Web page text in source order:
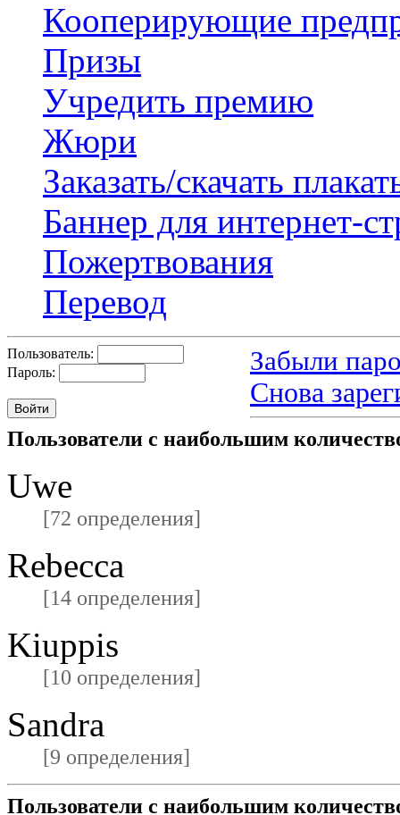
Кооперирующие
Призы
Учредить премию
Жюри
Заказать/скачать
Баннер для интернет-
Пожертвования
Перевод
Пользователь:
Пароль:
Забыли
Снова
Пользователи с наибольшим
Uwe
[72 определения]
Rebecca
[14 определения]
Kiuppis
[10 определения]
Sandra
[9 определения]
Пользователи с наибольшим